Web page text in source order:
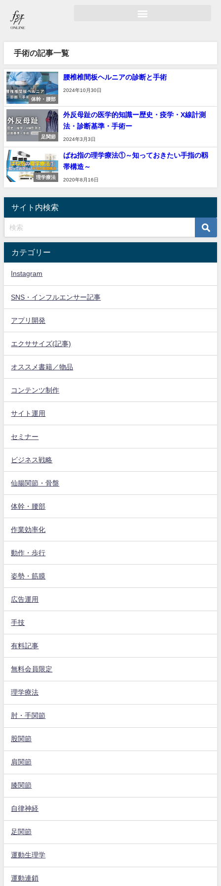
手術の記事一覧
体幹・腰部
腰椎椎間板ヘルニアの診断と手術
2024年10月30日
足関節
外反母趾の医学的知識ー歴史・疫学・X線計測
法・診断基準・手術ー
2024年3月3日
理学療法
ばね指の理学療法①～知っておきたい手指の靱
帯構造～
2020年8月16日
サイト内検索
カテゴリー
Instagram
SNS・インフルエンサー記事
アプリ開発
エクササイズ(記事)
オススメ書籍／物品
コンテンツ制作
サイト運用
セミナー
ビジネス戦略
仙腸関節・骨盤
体幹・腰部
作業効率化
動作・歩行
姿勢・筋膜
広告運用
手技
有料記事
無料会員限定
理学療法
肘・手関節
股関節
肩関節
膝関節
自律神経
足関節
運動生理学
運動連鎖